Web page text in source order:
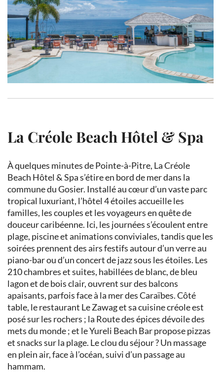
La Créole Beach Hôtel & Spa
À quelques minutes de Pointe-à-Pitre, La Créole
Beach Hôtel & Spa s’étire en bord de mer dans la
commune du Gosier. Installé au cœur d’un vaste parc
tropical luxuriant, l’hôtel 4 étoiles accueille les
familles, les couples et les voyageurs en quête de
douceur caribéenne. Ici, les journées s’écoulent entre
plage, piscine et animations conviviales, tandis que les
soirées prennent des airs festifs autour d’un verre au
piano-bar ou d’un concert de jazz sous les étoiles. Les
210 chambres et suites, habillées de blanc, de bleu
lagon et de bois clair, ouvrent sur des balcons
apaisants, parfois face à la mer des Caraïbes. Côté
table, le restaurant Le Zawag et sa cuisine créole est
posé sur les rochers ; la Route des épices dévoile des
mets du monde ; et le Yureli Beach Bar propose pizzas
et snacks sur la plage. Le clou du séjour ? Un massage
en plein air, face à l’océan, suivi d’un passage au
hammam.